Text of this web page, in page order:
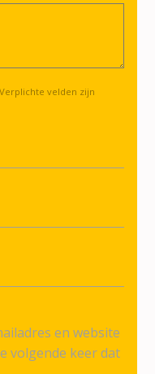
velden zijn
en website
volgende keer dat